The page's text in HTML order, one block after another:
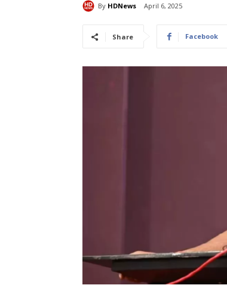
By HDNews April 6, 2025
Share Facebook